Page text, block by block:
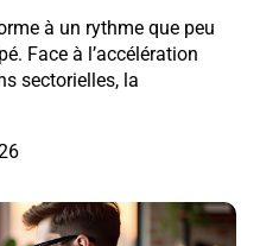
à un rythme que peu
Face à l’accélération
sectorielles, la